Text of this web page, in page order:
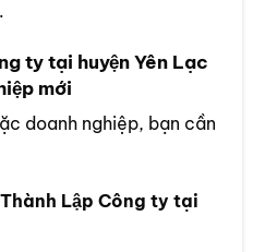
ty tại huyện Yên Lạc
mới
doanh nghiệp, bạn cần
Lập Công ty tại